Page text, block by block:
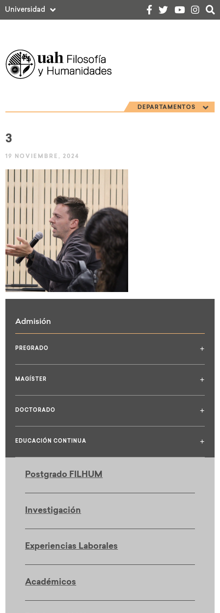
Universidad
DEPARTAMENTOS
3
19 NOVIEMBRE, 2024
Admisión
PREGRADO +
MAGÍSTER +
DOCTORADO +
EDUCACIÓN CONTINUA +
Postgrado FILHUM
Investigación
Experiencias Laborales
Académicos